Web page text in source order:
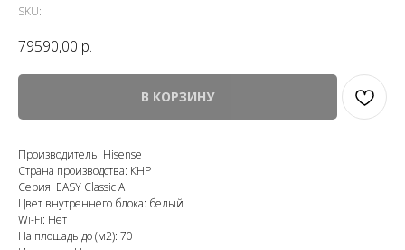
SKU:
79590,00 р.
В КОРЗИНУ
Производитель: Hisense
Страна производства: КНР
Серия: EASY Classic A
Цвет внутреннего блока: белый
Wi-Fi: Нет
На площадь до (м2): 70